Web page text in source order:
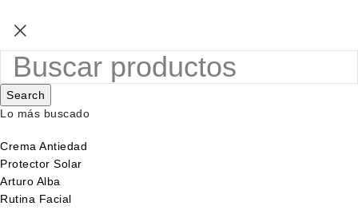
Search
Lo más buscado
Crema Antiedad
Protector Solar
Arturo Alba
Rutina Facial